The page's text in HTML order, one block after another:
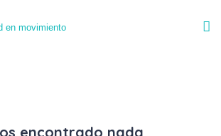
encontrado nada